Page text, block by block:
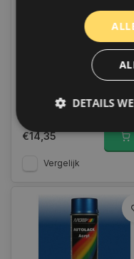
Motip Kompakt |
Spuitbus Metallic Bruin
400ml | 51200
Indien voorradig,
Boven de 50,- gratis
verzending. (NL & BE)
€14,35
Vergelijk
DETAILS
Strikt
Strikt
website kan niet
strikt noodzakelijke